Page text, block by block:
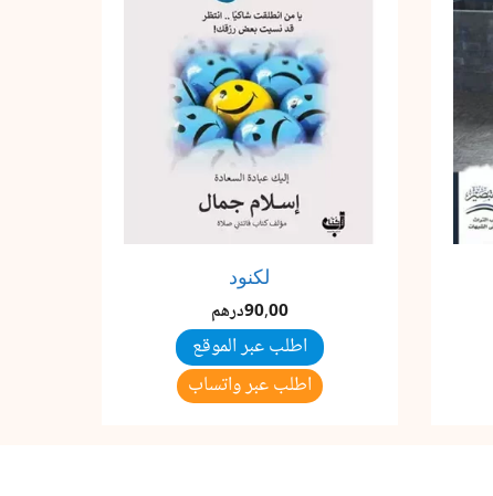
لكنود
90,00درهم
اطلب عبر الموقع
اطلب عبر واتساب